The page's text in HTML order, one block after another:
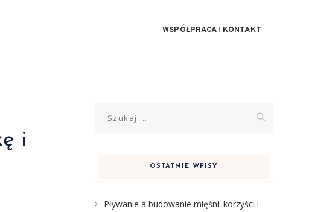
WSPÓŁPRACA I KONTAKT
i
OSTATNIE WPISY
Pływanie a budowanie mięśni: korzyści i